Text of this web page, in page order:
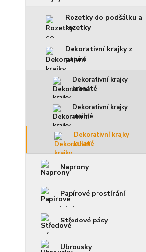
Rozetky do podšálku a
rozetky
Dekorativní krajky z
papíru
Dekorativní krajky
hranaté
Dekorativní krajky
oválné
Dekorativní krajky
kulaté
Naprony
Papírové prostírání
Středové pásy
Ubrousky